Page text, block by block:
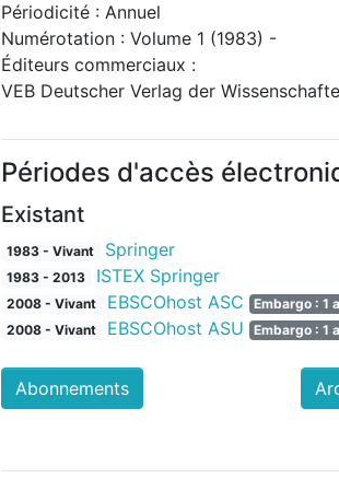
Périodicité : Annuel
Numérotation : Volume 1 (1983) -
Éditeurs commerciaux :
VEB Deutscher Verlag der
Périodes d'accès
Existant
1983 - Vivant Springer
1983 - 2013 ISTEX Springer
2008 - Vivant EBSCOhost ASC
Embargo : 1
2008 - Vivant
EBSCOhost ASU Embargo : 1
Abonnements